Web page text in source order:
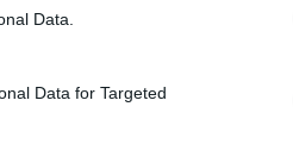
Data.
Data for Targeted
all’insegna dei
del